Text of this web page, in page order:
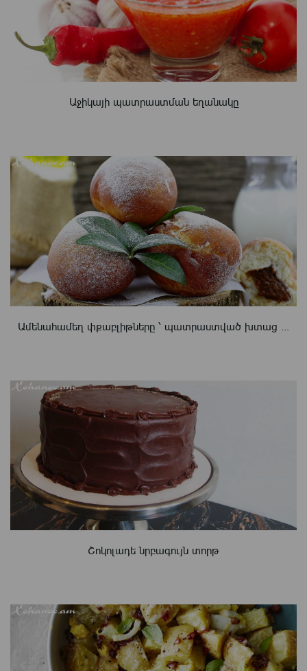
Աջիկայի պատրաստման եղանակը
Ամենահամեղ փքաբլիթները ՝ պատրաստված խտաց ...
Շոկոլադե նրբագույն տորթ